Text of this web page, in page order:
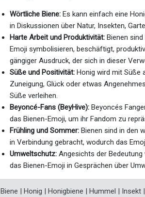
Wörtliche Biene: Es kann einfach eine
in Diskussionen über Natur, Insekten,
Harte Arbeit und Produktivität: Bienen
Emoji symbolisieren, beschäftigt,
gängiger Ausdruck, der sich in dieser
Süße und Positivität: Honig wird mit Süße
Zuneigung, Glück oder etwas
Süße verleihen.
Beyoncé-Fans (BeyHive): Beyoncés
das Bienen-Emoji, um ihr Fandom zu
Frühling und Sommer: Bienen sind in den
in Verbindung gebracht, wodurch das
Umweltschutz: Angesichts der
das Bienen-Emoji in Gesprächen über
Biene | Honig | Honigbiene | Hummel | Insekt